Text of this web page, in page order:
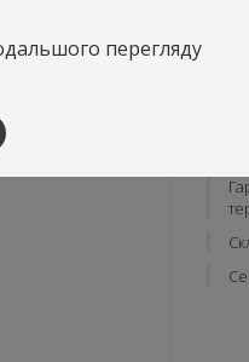
перегляду